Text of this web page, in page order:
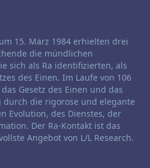
Channeling:
15. März 1984 erhielten drei
die mündlichen
sich als Ra identifizierten, als
des Einen. Im Laufe von 106
Gesetz des Einen und das
die rigorose und elegante
Evolution, des Dienstes, der
Der Ra-Kontakt ist das
Angebot von L/L Research.